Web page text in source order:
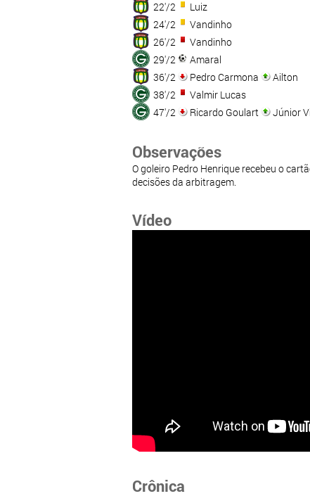
22'/2
Luiz
24'/2
Vandinho
26'/2
Vandinho
29'/2
Amaral
36'/2
Pedro Carmona
Ailton
38'/2
Valmir Lucas
47'/2
Ricardo Goulart Júnior
Observações
O goleiro Pedro Henrique recebeu o
decisões da arbitragem.
Vídeo
Crônica